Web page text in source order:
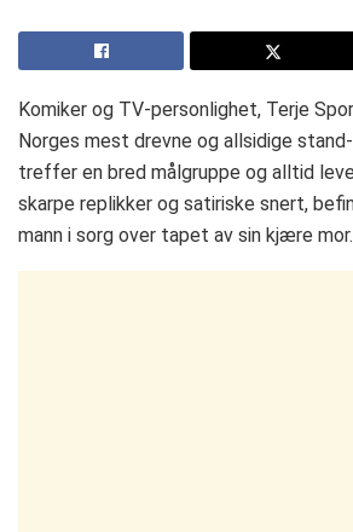
Komiker og TV-personlighet, Terje
Norges mest drevne og allsidige
treffer en bred målgruppe og alltid
skarpe replikker og satiriske snert,
mann i sorg over tapet av sin kjære mor.